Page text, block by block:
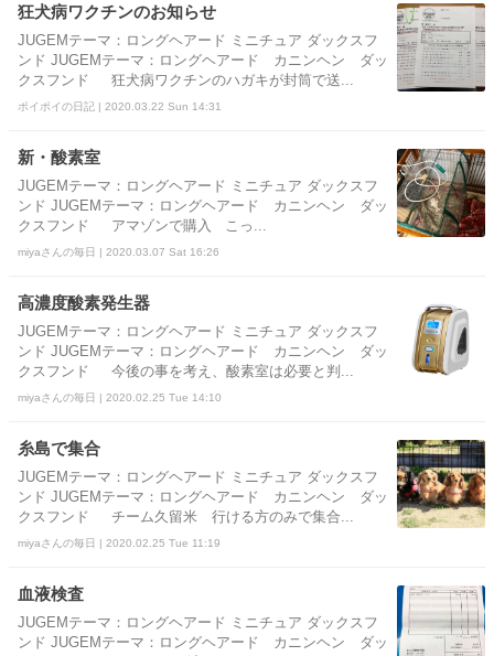
狂犬病ワクチンのお知らせ
JUGEMテーマ：ロングヘアード ミニチュア ダックスフ
ンド JUGEMテーマ：ロングヘアード カニンヘン ダッ
クスフンド 狂犬病ワクチンのハガキが封筒で送...
ポイポイの日記 | 2020.03.22 Sun 14:31
新・酸素室
JUGEMテーマ：ロングヘアード ミニチュア ダックスフ
ンド JUGEMテーマ：ロングヘアード カニンヘン ダッ
クスフンド アマゾンで購入 こっ...
miyaさんの毎日 | 2020.03.07 Sat 16:26
高濃度酸素発生器
JUGEMテーマ：ロングヘアード ミニチュア ダックスフ
ンド JUGEMテーマ：ロングヘアード カニンヘン ダッ
クスフンド 今後の事を考え、酸素室は必要と判...
miyaさんの毎日 | 2020.02.25 Tue 14:10
糸島で集合
JUGEMテーマ：ロングヘアード ミニチュア ダックスフ
ンド JUGEMテーマ：ロングヘアード カニンヘン ダッ
クスフンド チーム久留米 行ける方のみで集合...
miyaさんの毎日 | 2020.02.25 Tue 11:19
血液検査
JUGEMテーマ：ロングヘアード ミニチュア ダックスフ
ンド JUGEMテーマ：ロングヘアード カニンヘン ダッ